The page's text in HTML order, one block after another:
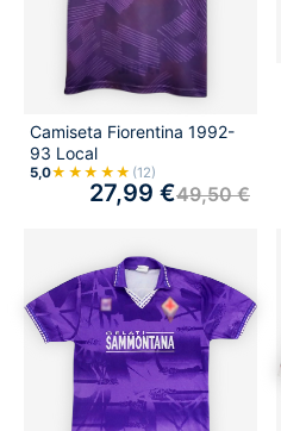
Camiseta Fiorentina 1992-
93 Local
5,0★★★★★ (12)
49,50€
27,99 €